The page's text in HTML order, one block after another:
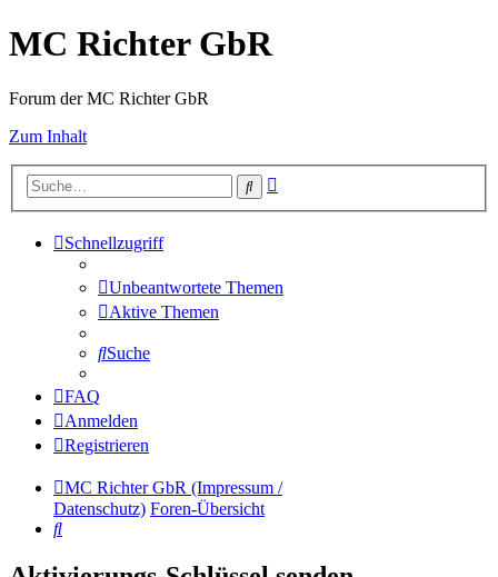
MC Richter GbR
Forum der MC Richter GbR
Zum Inhalt
Suche
Schnellzugriff
Unbeantwortete Themen
Aktive Themen
Suche
FAQ
Anmelden
Registrieren
MC Richter GbR (Impressum /
Datenschutz) Foren-Übersicht
Suche